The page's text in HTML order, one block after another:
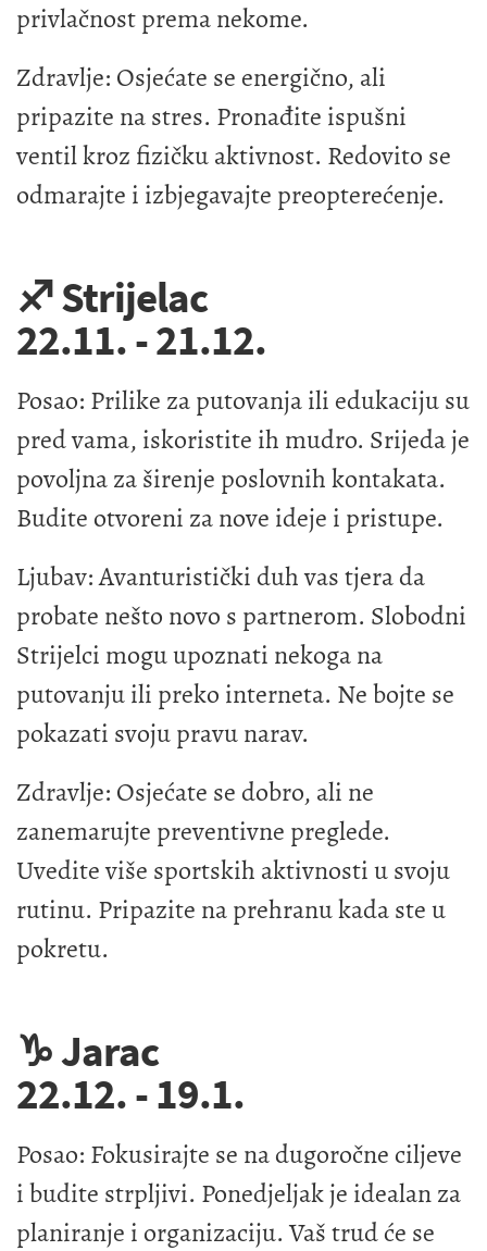
privlačnost prema nekome.
Zdravlje: Osjećate se energično, ali
pripazite na stres. Pronađite ispušni
ventil kroz fizičku aktivnost. Redovito se
odmarajte i izbjegavajte preopterećenje.
♐ Strijelac
22.11. - 21.12.
Posao: Prilike za putovanja ili edukaciju su
pred vama, iskoristite ih mudro. Srijeda je
povoljna za širenje poslovnih kontakata.
Budite otvoreni za nove ideje i pristupe.
Ljubav: Avanturistički duh vas tjera da
probate nešto novo s partnerom. Slobodni
Strijelci mogu upoznati nekoga na
putovanju ili preko interneta. Ne bojte se
pokazati svoju pravu narav.
Zdravlje: Osjećate se dobro, ali ne
zanemarujte preventivne preglede.
Uvedite više sportskih aktivnosti u svoju
rutinu. Pripazite na prehranu kada ste u
pokretu.
♑ Jarac
22.12. - 19.1.
Posao: Fokusirajte se na dugoročne ciljeve
i budite strpljivi. Ponedjeljak je idealan za
planiranje i organizaciju. Vaš trud će se